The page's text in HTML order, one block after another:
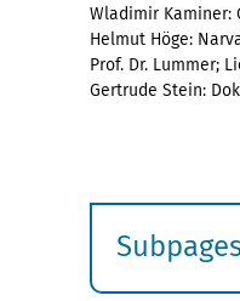
Wladimir Kaminer:
Helmut Höge:
Prof. Dr. Lummer;
Gertrude Stein: